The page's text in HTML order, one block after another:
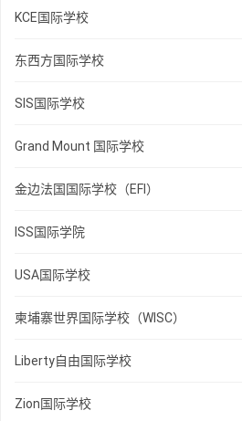
KCE国际学校
东西方国际学校
SIS国际学校
Grand Mount 国际学校
金边法国国际学校（EFI）
ISS国际学院
USA国际学校
柬埔寨世界国际学校（WISC）
Liberty自由国际学校
Zion国际学校